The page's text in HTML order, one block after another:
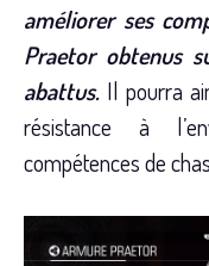
améliorer ses
Praetor obtenus
abattus. Il pourra
résistance à
compétences de